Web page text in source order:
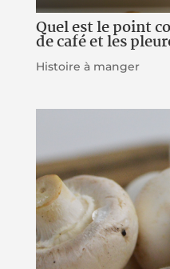
Quel est le point
de café et les
Histoire à manger